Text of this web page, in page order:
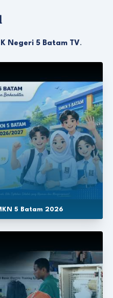
Negeri 5 Batam TV.
5 Batam 2026